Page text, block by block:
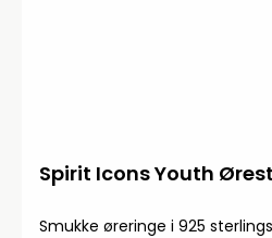
Spirit Icons Youth
Smukke øreringe i 925